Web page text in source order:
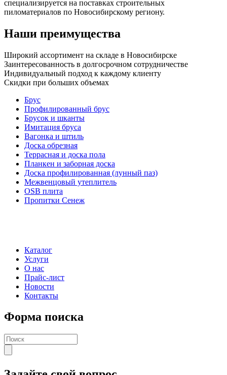
специализируется на поставках строительных
пиломатериалов по Новосибирскому региону.
Наши преимущества
Широкий ассортимент на складе в Новосибирске
Заинтересованность в долгосрочном сотрудничестве
Индивидуальный подход к каждому клиенту
Скидки при больших объемах
Брус
Профилированный брус
Брусок и шканты
Имитация бруса
Вагонка и штиль
Доска обрезная
Террасная и доска пола
Планкен и заборная доска
Доска профилированная (лунный паз)
Межвенцовый утеплитель
OSB плита
Пропитки Сенеж
Каталог
Услуги
О нас
Прайс-лист
Новости
Контакты
Форма поиска